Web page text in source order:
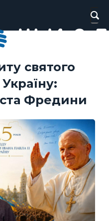
святого
Україну:
Фредини